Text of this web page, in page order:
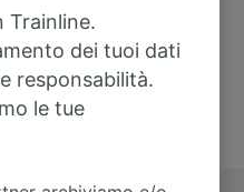
Trainline puoi
con oltre 170
Trainline.
dei tuoi dati
responsabilità.
le tue